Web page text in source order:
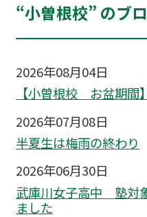
“小曽根校” のブ
2026年08月04日
【小曽根校 お盆期間】
2026年07月08日
半夏生は梅雨の終わり
2026年06月30日
武庫川女子高中 塾対
ました